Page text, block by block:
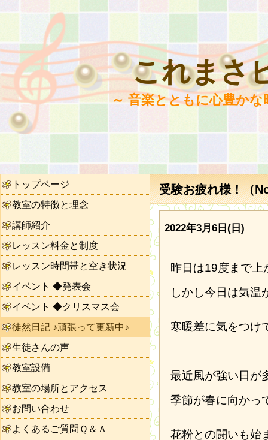
これまさ
～ 音楽とともに心豊か
受験お疲れ様！（
2022年3月6日(日)
昨日は19度まで上
しかし今日は気温
寒暖差に気をつけ
最近風が強い日が
季節が春に向かっ
花粉との闘いも始
トップページ
教室の特徴と理念
講師紹介
レッスン料金と制度
レッスン時間帯と空き状況
イベント ◆発表会
イベント ◆クリスマス会
徒然日記 ♪頑張って更新中♪
生徒さんの声
教室設備
教室の場所とアクセス
お問い合わせ
よくあるご質問Ｑ＆Ａ